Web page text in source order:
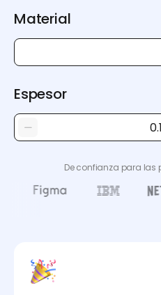
Material
Espesor
De confianza para las